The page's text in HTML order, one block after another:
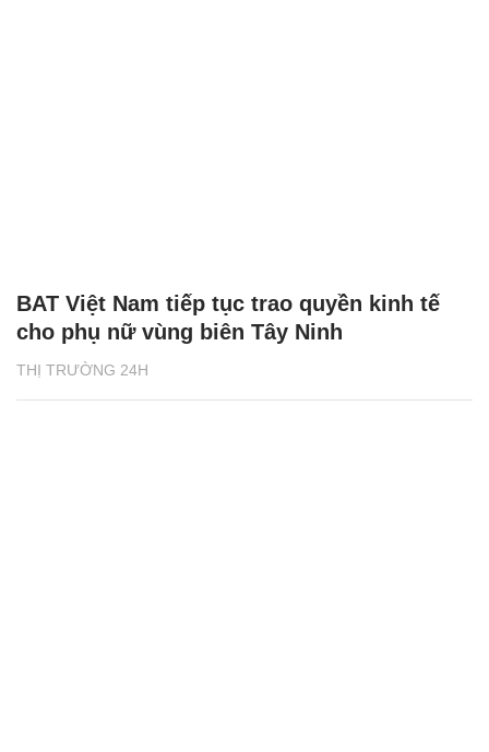
THỊ TRƯỜNG 24H
BAT Việt Nam tiếp tục trao quyền kinh tế
cho phụ nữ vùng biên Tây Ninh